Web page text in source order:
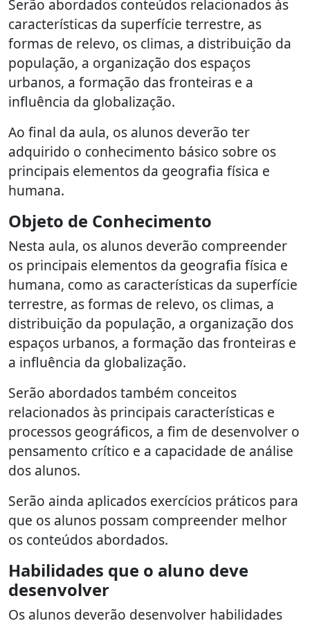
Serão abordados conteúdos relacionados às
características da superfície terrestre, as
formas de relevo, os climas, a distribuição da
população, a organização dos espaços
urbanos, a formação das fronteiras e a
influência da globalização.
Ao final da aula, os alunos deverão ter
adquirido o conhecimento básico sobre os
principais elementos da geografia física e
humana.
Objeto de Conhecimento
Nesta aula, os alunos deverão compreender
os principais elementos da geografia física e
humana, como as características da superfície
terrestre, as formas de relevo, os climas, a
distribuição da população, a organização dos
espaços urbanos, a formação das fronteiras e
a influência da globalização.
Serão abordados também conceitos
relacionados às principais características e
processos geográficos, a fim de desenvolver o
pensamento crítico e a capacidade de análise
dos alunos.
Serão ainda aplicados exercícios práticos para
que os alunos possam compreender melhor
os conteúdos abordados.
Habilidades que o aluno deve
desenvolver
Os alunos deverão desenvolver habilidades